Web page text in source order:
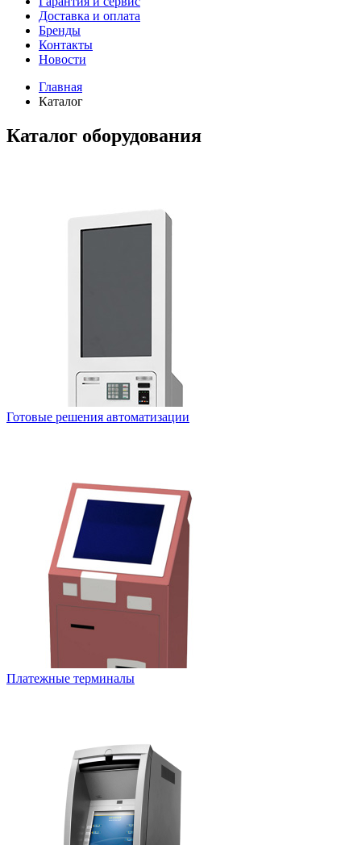
Доставка и оплата
Бренды
Контакты
Новости
Главная
Каталог
Каталог оборудования
Готовые решения автоматизации
Платежные терминалы